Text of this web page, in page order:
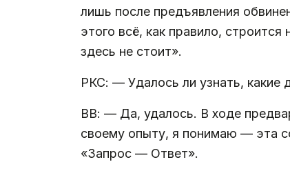
лишь после предъявления
этого всё, как правило,
здесь не стоит».
РКС: — Удалось ли узнать, какие
ВВ: — Да, удалось. В ходе
своему опыту, я понимаю — эта
«Запрос — Ответ».